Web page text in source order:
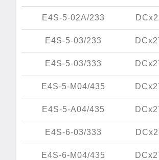
E4S-5-02A/233
E4S-5-03/233
E4S-5-03/333
E4S-5-M04/435
E4S-5-A04/435
E4S-6-03/333
E4S-6-M04/435